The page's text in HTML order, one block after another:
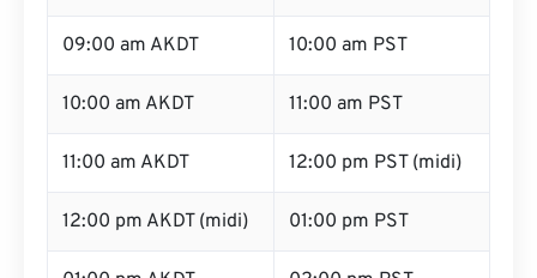
09:00 am AKDT 10:00 am PST
10:00 am AKDT 11:00 am PST
11:00 am AKDT 12:00 pm PST (midi)
12:00 pm AKDT (midi) 01:00 pm PST